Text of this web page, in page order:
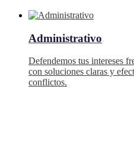
Administrativo
Defendemos tus intereses
con soluciones claras y
conflictos.